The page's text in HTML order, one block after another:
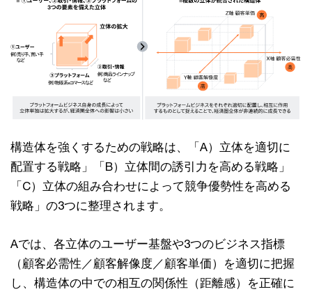
構造体を強くするための戦略は、「A）立体を適切に
配置する戦略」「B）立体間の誘引力を高める戦略」
「C）立体の組み合わせによって競争優勢性を高める
戦略」の3つに整理されます。
Aでは、各立体のユーザー基盤や3つのビジネス指標
（顧客必需性／顧客解像度／顧客単価）を適切に把握
し、構造体の中での相互の関係性（距離感）を正確に